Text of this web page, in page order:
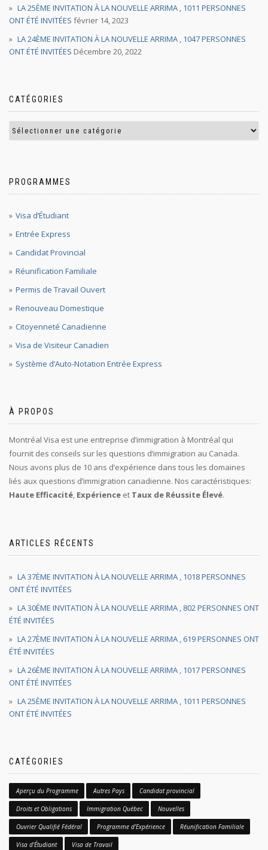
LA 25ÈME INVITATION À LA NOUVELLE ARRIMA , 1011 PERSONNES
ONT ÉTÉ INVITÉES février 14, 2023
LA 24ÈME INVITATION À LA NOUVELLE ARRIMA , 1047 PERSONNES
ONT ÉTÉ INVITÉES Décembre 20, 2022
CATÉGORIES
PROGRAMMES
Visa d’Étudiant
Entrée Express
Candidat Provincial
Réunification Familiale
Permis de Travail Ouvert
Renouveau Domestique
Citoyenneté Canadienne
Visa de Visiteur Canadien
Système d’Auto-Notation Entrée Express
À PROPOS
Montréal Visa est une entreprise d’immigration à Montréal qui
fournit des conseils sur les questions d’immigration au Canada.
Nous avons plus de 10 ans d’expérience dans tous les domaines
liés aux questions d’immigration canadienne. Nos caractéristiques:
Haute Efficacité, Expérience et Taux de Réussite Élevé.
ARTICLES RÉCENTS
LA 37ÈME INVITATION À LA NOUVELLE ARRIMA , 1018 PERSONNES
ONT ÉTÉ INVITÉES
LA 30ÈME INVITATION À LA NOUVELLE ARRIMA , 802 PERSONNES ONT
ÉTÉ INVITÉES
LA 27ÈME INVITATION À LA NOUVELLE ARRIMA , 619 PERSONNES ONT
ÉTÉ INVITÉES
LA 26ÈME INVITATION À LA NOUVELLE ARRIMA , 1017 PERSONNES
ONT ÉTÉ INVITÉES
LA 25ÈME INVITATION À LA NOUVELLE ARRIMA , 1011 PERSONNES
ONT ÉTÉ INVITÉES
CATÉGORIES
Aperçu du Programme Autres Pays Candidat provincial
Droits et Obligations Immigration Québec Nouvelles
Ouvrier Qualifié Fédéral Programme d'Expérience Réunification Familiale
Visa d'Étudiant Visa de Travail